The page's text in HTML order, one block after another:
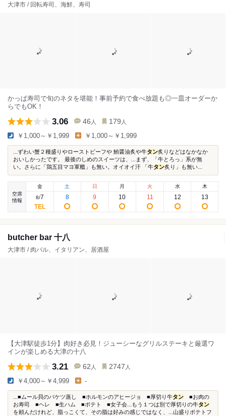
大津市 / 回転寿司、海鮮、寿司
かっぱ寿司で旬のネタを堪能！事前予約で食べ放題も◎一皿オーダーか
らでもOK！
3.06 46 人 179 人
￥1,000～￥1,999 ￥1,000～￥1,999
...ずわい蟹２種盛りやローストビーフや 鮪醤油炙や牛タン炙りなどはなかなか
おいしかったです。 最後のしめのスイーツは、...まず、「牛とろっ」系が無
い。さらに「鶏五目マヨ軍艦」も無い。オイオイ汗 「牛タン炙り」も無い...
空席
情報
金
8/7
土
8
日
9
月
10
火
11
水
12
木
13
butcher bar 十八
大津市 / 肉バル、イタリアン、居酒屋
【大津駅徒歩1分】肉好き必見！ジューシーなグリルステーキと厳選ワ
インが楽しめる大津の十八
3.21 62 人 2747 人
￥4,000～￥4,999 -
...■ムール貝のバケツ蒸し ■ホルモンのアヒージョ ■厚切り牛タン ■お肉の
お寿司 ■ヘレ ■生ハム ■ポテト ■女子会...もう１つは別で厚切りの牛タン
を頼んだけれど、脂っこくて、その脂は好みの感じではなく、...山盛りポテトフ